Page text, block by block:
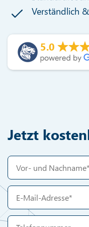
Verständlich
5.0
Jetzt